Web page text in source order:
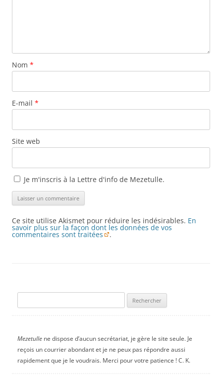
Nom *
E-mail *
Site web
Je m'inscris à la Lettre d'info de Mezetulle.
Ce site utilise Akismet pour réduire les indésirables. En
savoir plus sur la façon dont les données de vos
commentaires sont traitées .
Mezetullene dispose d’aucun secrétariat, je gère le site seule. Je
reçois un courrier abondant et je ne peux pas répondre aussi
rapidement que je le voudrais. Merci pour votre patience ! C. K.